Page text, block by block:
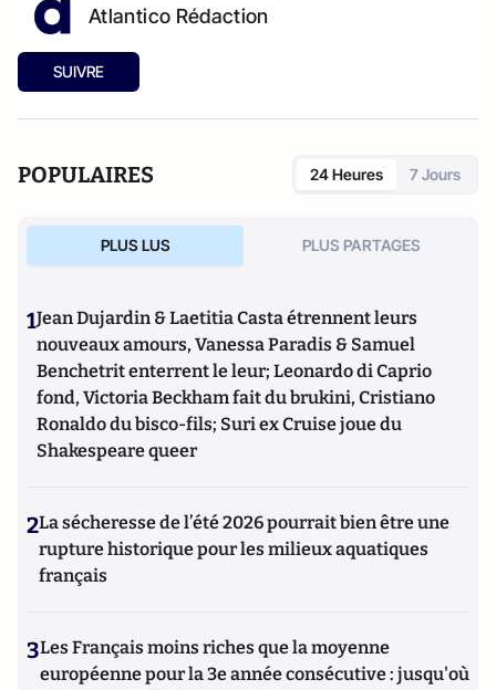
Atlantico Rédaction
SUIVRE
POPULAIRES 24 Heures 7 Jours
PLUS LUS PLUS PARTAGES
1Jean Dujardin & Laetitia Casta étrennent leurs
nouveaux amours, Vanessa Paradis & Samuel
Benchetrit enterrent le leur; Leonardo di Caprio
fond, Victoria Beckham fait du brukini, Cristiano
Ronaldo du bisco-fils; Suri ex Cruise joue du
Shakespeare queer
2La sécheresse de l’été 2026 pourrait bien être une
rupture historique pour les milieux aquatiques
français
3Les Français moins riches que la moyenne
européenne pour la 3e année consécutive : jusqu'où